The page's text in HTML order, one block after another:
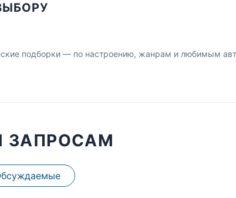
подборки — по настроению, жанрам и любимым
ЗАПРОСАМ